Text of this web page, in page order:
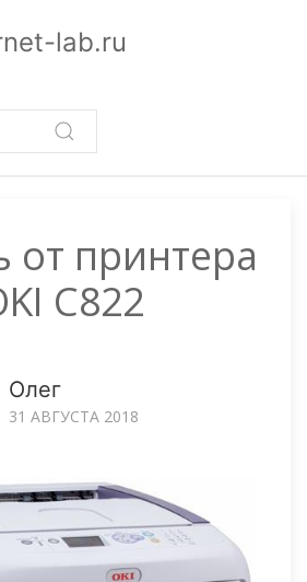
lab.ru
от принтера
C822
Олег
31 АВГУСТА 2018